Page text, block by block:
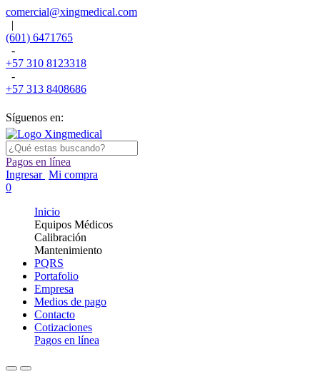
comercial@xingmedical.com
|
(601) 6471765
-
+57 310 8123318
-
+57 313 8408686
Síguenos en:
Pagos en línea
Ingresar Mi compra
0
Inicio
Equipos Médicos
Calibración
Mantenimiento
PQRS
Portafolio
Empresa
Medios de pago
Contacto
Cotizaciones
Pagos en línea